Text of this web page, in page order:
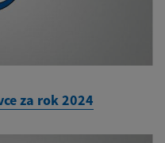
za rok 2024